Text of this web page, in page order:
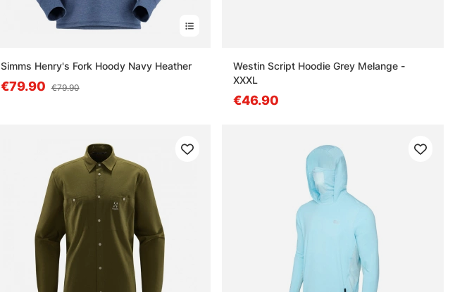
Simms Henry's Fork Hoody Navy Heather
€79.90 €79.90
Westin Script Hoodie Grey Melange -
XXXL
€46.90